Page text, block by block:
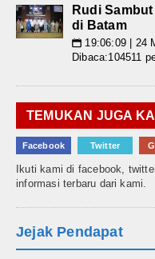
Rudi
di Batam
📅 19:06:09 | 24
Dibaca:104511
TEMUKAN JUGA
Facebook Twitter
Ikuti kami di facebook,
informasi terbaru dari kami.
Jejak Pendapat